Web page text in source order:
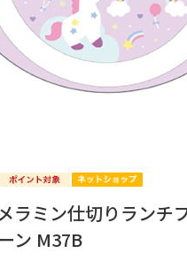
ラミン仕切りランチ
ン M37B